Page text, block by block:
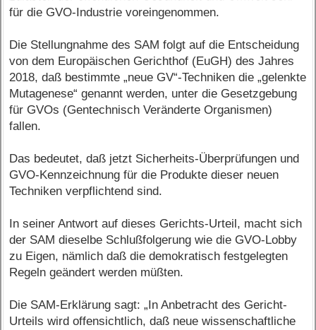
für die GVO-Industrie voreingenommen.
Die Stellungnahme des SAM folgt auf die Entscheidung
von dem Europäischen Gerichthof (EuGH) des Jahres
2018, daß bestimmte „neue GV“-Techniken die „gelenkte
Mutagenese“ genannt werden, unter die Gesetzgebung
für GVOs (Gentechnisch Veränderte Organismen)
fallen.
Das bedeutet, daß jetzt Sicherheits-Überprüfungen und
GVO-Kennzeichnung für die Produkte dieser neuen
Techniken verpflichtend sind.
In seiner Antwort auf dieses Gerichts-Urteil, macht sich
der SAM dieselbe Schlußfolgerung wie die GVO-Lobby
zu Eigen, nämlich daß die demokratisch festgelegten
Regeln geändert werden müßten.
Die SAM-Erklärung sagt: „In Anbetracht des Gericht-
Urteils wird offensichtlich, daß neue wissenschaftliche